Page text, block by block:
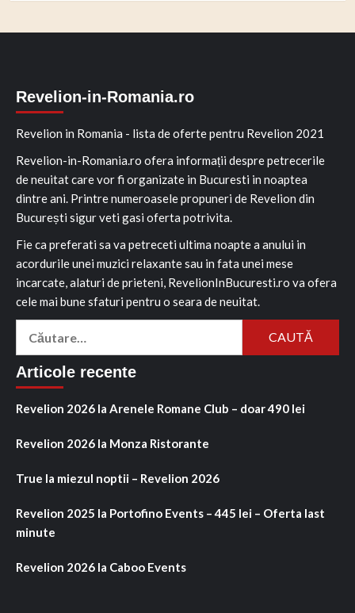
Revelion-in-Romania.ro
Revelion in Romania - lista de oferte pentru Revelion 2021
Revelion-in-Romania.ro ofera informații despre petrecerile
de neuitat care vor fi organizate in Bucuresti in noaptea
dintre ani. Printre numeroasele propuneri de Revelion din
București sigur veti gasi oferta potrivita.
Fie ca preferati sa va petreceti ultima noapte a anului in
acordurile unei muzici relaxante sau in fata unei mese
incarcate, alaturi de prieteni, RevelionInBucuresti.ro va ofera
cele mai bune sfaturi pentru o seara de neuitat.
Articole recente
Revelion 2026 la Arenele Romane Club – doar 490 lei
Revelion 2026 la Monza Ristorante
True la miezul noptii – Revelion 2026
Revelion 2025 la Portofino Events – 445 lei – Oferta last
minute
Revelion 2026 la Caboo Events